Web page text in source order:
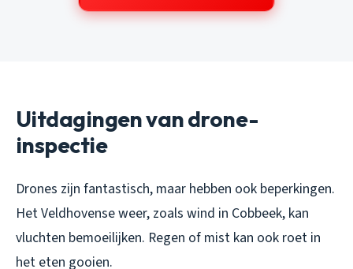
Uitdagingen van drone-
inspectie
Drones zijn fantastisch, maar hebben ook beperkingen.
Het Veldhovense weer, zoals wind in Cobbeek, kan
vluchten bemoeilijken. Regen of mist kan ook roet in
het eten gooien.